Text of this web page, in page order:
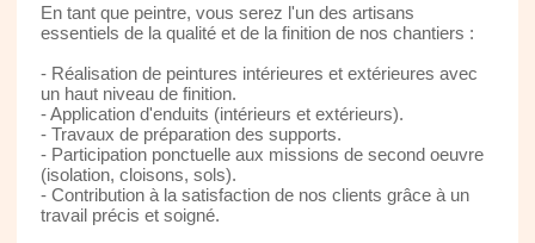
En tant que peintre, vous serez l'un des artisans
essentiels de la qualité et de la finition de nos chantiers :
- Réalisation de peintures intérieures et extérieures avec
un haut niveau de finition.
- Application d'enduits (intérieurs et extérieurs).
- Travaux de préparation des supports.
- Participation ponctuelle aux missions de second oeuvre
(isolation, cloisons, sols).
- Contribution à la satisfaction de nos clients grâce à un
travail précis et soigné.